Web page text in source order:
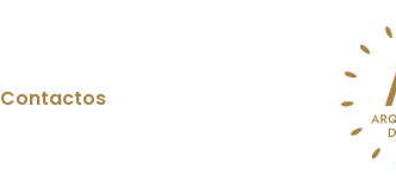
Contactos